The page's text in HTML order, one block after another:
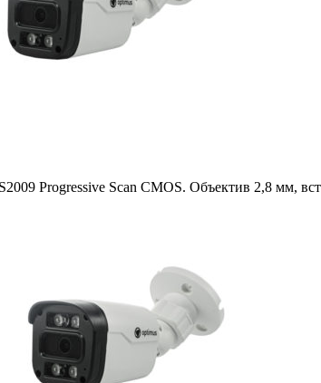
Progressive Scan CMOS. Объектив 2,8 мм,